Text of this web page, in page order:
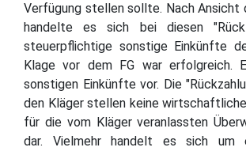
Verfügung stellen sollte. Nach Ansicht
handelte es sich bei diesen
steuerpflichtige sonstige Einkünfte
Klage vor dem FG war erfolgreich.
sonstigen Einkünfte vor. Die
den Kläger stellen keine
für die vom Kläger veranlassten
dar. Vielmehr handelt es sich um